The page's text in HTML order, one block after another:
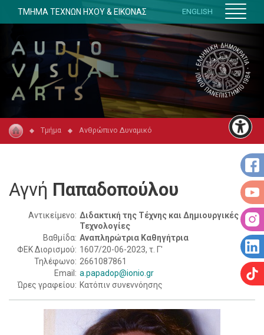
ΤΜΗΜΑ ΤΕΧΝΩΝ ΗΧΟΥ & ΕΙΚΟΝΑΣ ENGLISH
Τμήμα Ανθρώπινο Δυναμικό
Αγνή Παπαδοπούλου
Αντικείμενο: Διδακτική της Τέχνης και Δημιουργικές
Τεχνολογίες
Βαθμίδα: Αναπληρώτρια Καθηγήτρια
ΦΕΚ Διορισμού: 1607/20-06-2023, τ. Γ'
Τηλέφωνο: 2661087861
Email: a.papadop@ionio.gr
Ώρες γραφείου: Κατόπιν συνεννόησης